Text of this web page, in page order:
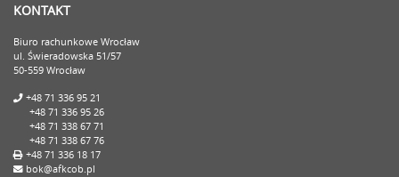
KONTAKT
Biuro rachunkowe Wrocław
ul. Świeradowska 51/57
50-559 Wrocław
+48 71 336 95 21
+48 71 336 95 26
+48 71 338 67 71
+48 71 338 67 76
+48 71 336 18 17
bok@afkcob.pl